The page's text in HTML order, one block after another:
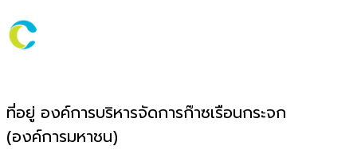
ที่อยู่ องค์การบริหารจัดการก๊าซเรือนกระจก
(องค์การมหาชน)